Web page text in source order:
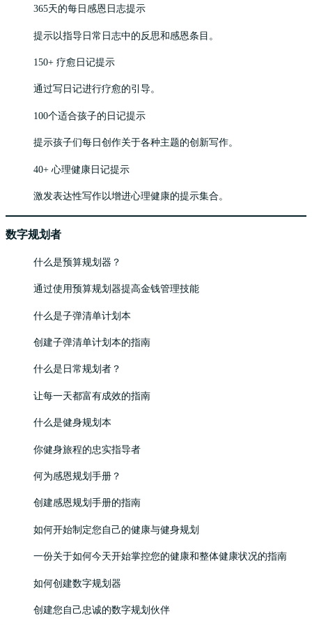
365天的每日感恩日志提示
提示以指导日常日志中的反思和感恩条目。
150+ 疗愈日记提示
通过写日记进行疗愈的引导。
100个适合孩子的日记提示
提示孩子们每日创作关于各种主题的创新写作。
40+ 心理健康日记提示
激发表达性写作以增进心理健康的提示集合。
数字规划者
什么是预算规划器？
通过使用预算规划器提高金钱管理技能
什么是子弹清单计划本
创建子弹清单计划本的指南
什么是日常规划者？
让每一天都富有成效的指南
什么是健身规划本
你健身旅程的忠实指导者
何为感恩规划手册？
创建感恩规划手册的指南
如何开始制定您自己的健康与健身规划
一份关于如何今天开始掌控您的健康和整体健康状况的指南
如何创建数字规划器
创建您自己忠诚的数字规划伙伴